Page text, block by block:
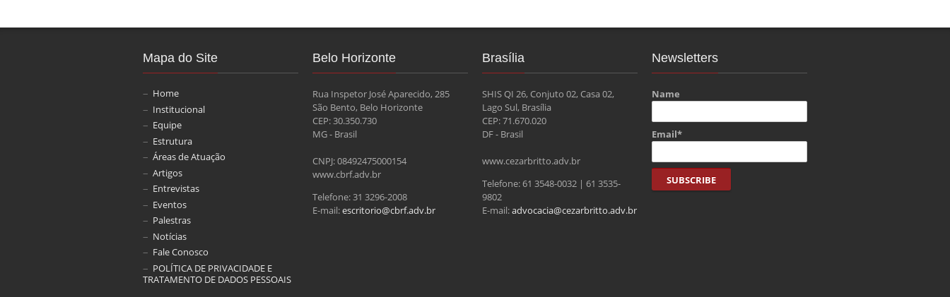
Mapa do Site
Home
Institucional
Equipe
Estrutura
Áreas de Atuação
Artigos
Entrevistas
Eventos
Palestras
Notícias
Fale Conosco
POLÍTICA DE PRIVACIDADE E
TRATAMENTO DE DADOS PESSOAIS
Belo Horizonte
Rua Inspetor José Aparecido, 285
São Bento, Belo Horizonte
CEP: 30.350.730
MG - Brasil
CNPJ: 08492475000154
www.cbrf.adv.br
Telefone: 31 3296-2008
E-mail:escritorio@cbrf.adv.br
Brasília
SHIS QI 26, Conjuto 02, Casa 02,
Lago Sul, Brasília
CEP: 71.670.020
DF - Brasil
www.cezarbritto.adv.br
Telefone: 61 3548-0032 | 61 3535-
9802
E-mail:advocacia@cezarbritto.adv.br
Newsletters
Name
Email*